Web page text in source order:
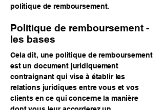
politique de remboursement.
Politique de remboursement -
les bases
Cela dit, une politique de remboursement
est un document juridiquement
contraignant qui vise à établir les
relations juridiques entre vous et vos
clients en ce qui concerne la manière